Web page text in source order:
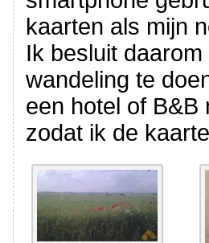
kaarten als mijn
Ik besluit
wandeling te
een hotel of B&B
zodat ik de